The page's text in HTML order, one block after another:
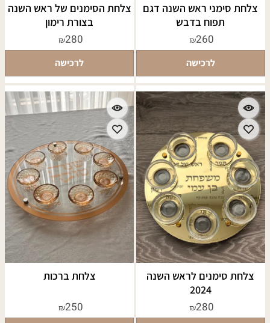
צלחת סימני ראש השנה דגם
תפוח בדבש
₪260
לרכישה
צלחת הסימנים של ראש השנה
בצורת רימון
₪280
לרכישה
צלחת סימנים לראש השנה
2024
₪280
צלחת ברכות
₪250